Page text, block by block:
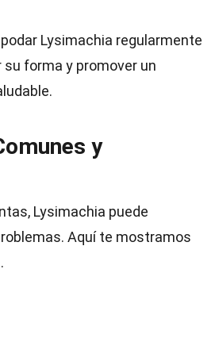
Lysimachia regularmente
forma y promover un
y
Lysimachia puede
Aquí te mostramos